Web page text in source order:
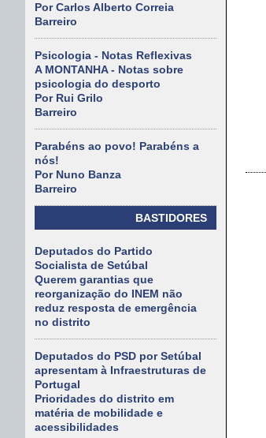
Por Carlos Alberto Correia
Barreiro
Psicologia - Notas Reflexivas
A MONTANHA - Notas sobre
psicologia do desporto
Por Rui Grilo
Barreiro
Parabéns ao povo! Parabéns a
nós!
Por Nuno Banza
Barreiro
BASTIDORES
Deputados do Partido
Socialista de Setúbal
Querem garantias que
reorganização do INEM não
reduz resposta de emergência
no distrito
Deputados do PSD por Setúbal
apresentam à Infraestruturas de
Portugal
Prioridades do distrito em
matéria de mobilidade e
acessibilidades